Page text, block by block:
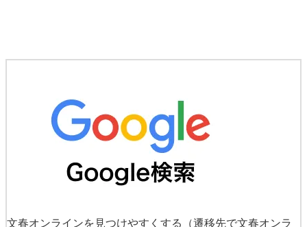
文春オンラインを見つけやすくする
（遷移先で文春オンラ